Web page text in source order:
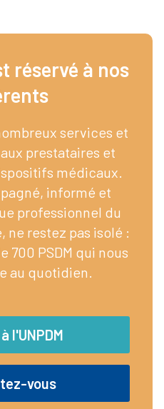
réservé à nos
services et
prestataires et
médicaux.
informé et
professionnel du
ne restez pas isolé :
700 PSDM qui nous
au quotidien.
l'UNPDM
vous